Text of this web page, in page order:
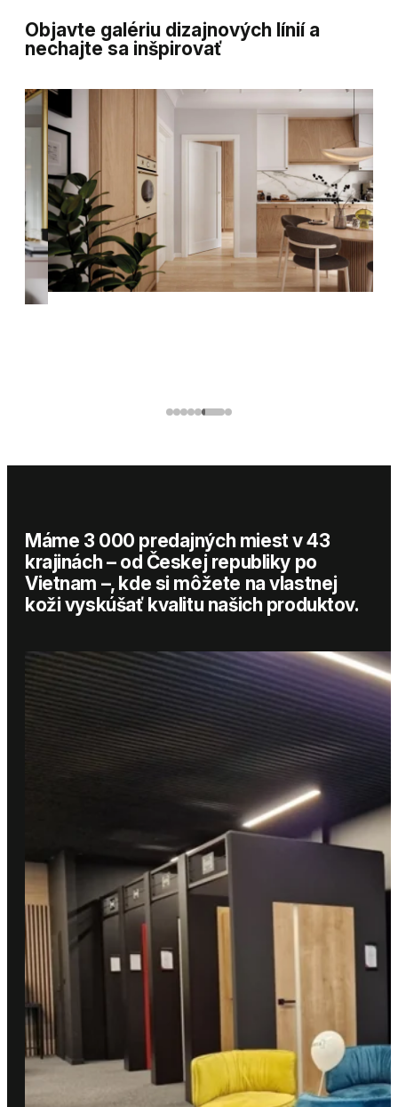
Objavte galériu dizajnových línií a
nechajte sa inšpirovať
Máme 3 000 predajných miest v 43
krajinách – od Českej republiky po
Vietnam –, kde si môžete na vlastnej
koži vyskúšať kvalitu našich produktov.